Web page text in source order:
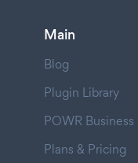
Main
Blog
Plugin Library
POWR Business
Plans & Pricing